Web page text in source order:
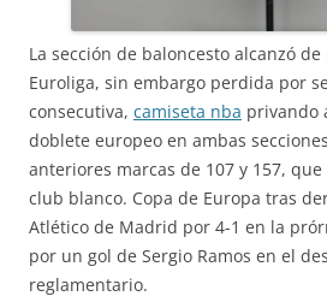
La sección de baloncesto alcanzó
Euroliga, sin embargo perdida por
consecutiva, camiseta nba privando
doblete europeo en ambas
anteriores marcas de 107 y 157,
club blanco. Copa de Europa tras
Atlético de Madrid por 4-1 en la
por un gol de Sergio Ramos en el
reglamentario.